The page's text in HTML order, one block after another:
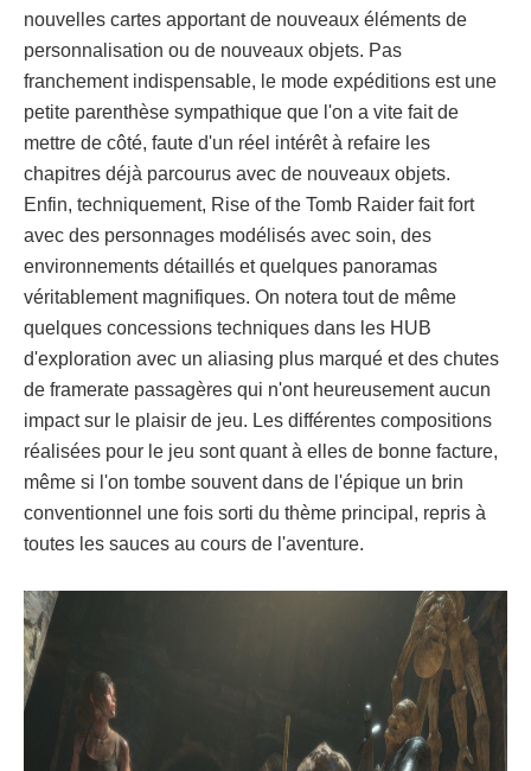
nouvelles cartes apportant de nouveaux éléments de
personnalisation ou de nouveaux objets. Pas
franchement indispensable, le mode expéditions est une
petite parenthèse sympathique que l'on a vite fait de
mettre de côté, faute d'un réel intérêt à refaire les
chapitres déjà parcourus avec de nouveaux objets.
Enfin, techniquement, Rise of the Tomb Raider fait fort
avec des personnages modélisés avec soin, des
environnements détaillés et quelques panoramas
véritablement magnifiques. On notera tout de même
quelques concessions techniques dans les HUB
d'exploration avec un aliasing plus marqué et des chutes
de framerate passagères qui n'ont heureusement aucun
impact sur le plaisir de jeu. Les différentes compositions
réalisées pour le jeu sont quant à elles de bonne facture,
même si l'on tombe souvent dans de l'épique un brin
conventionnel une fois sorti du thème principal, repris à
toutes les sauces au cours de l'aventure.